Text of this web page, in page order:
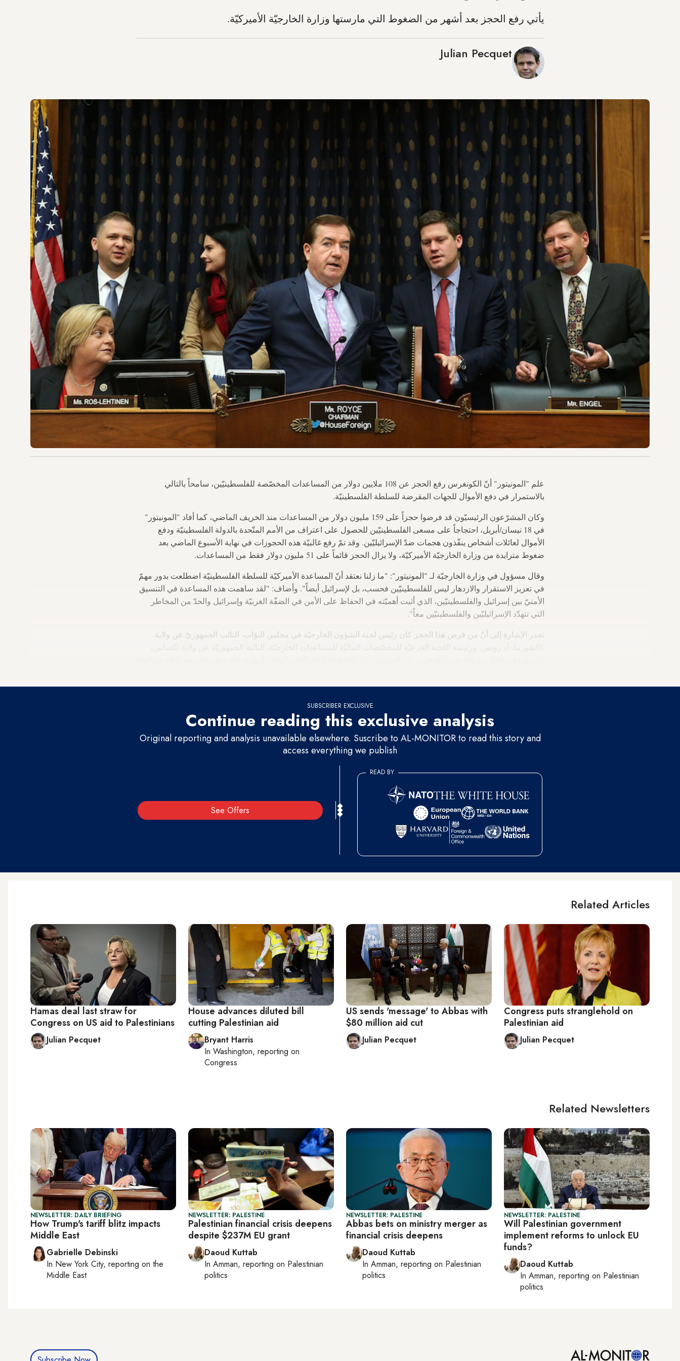
يأتي رفع الحجز بعد أشهر من الضغوط التي مارستها وزارة الخارجيّة الأميركيّة.
Julian Pecquet
علم "المونيتور" أنّ الكونغرس رفع الحجز عن 108 ملايين دولار من المساعدات المخصّصة للفلسطينيّين، سامحاً بالتالي
بالاستمرار في دفع الأموال للجهات المقرضة للسلطة الفلسطينيّة.
وكان المشرّعون الرئيسيّون قد فرضوا حجزاً على 159 مليون دولار من المساعدات منذ الخريف الماضي، كما أفاد "المونيتور"
في 18 نيسان/أبريل، احتجاجاً على مسعى الفلسطينيّين للحصول على اعتراف من الأمم المتّحدة بالدولة الفلسطينيّة ودفع
الأموال لعائلات أشخاص ينفّذون هجمات ضدّ الإسرائيليّين. وقد تمّ رفع غالبيّة هذه الحجوزات في نهاية الأسبوع الماضي بعد
ضغوط متزايدة من وزارة الخارجيّة الأميركيّة، ولا يزال الحجز قائماً على 51 مليون دولار فقط من المساعدات.
وقال مسؤول في وزارة الخارجيّة لـ "المونيتور": "ما زلنا نعتقد أنّ المساعدة الأميركيّة للسلطة الفلسطينيّة اضطلعت بدور مهمّ
في تعزيز الاستقرار والازدهار ليس للفلسطينيّين فحسب، بل لإسرائيل أيضاً". وأضاف: "لقد ساهمت هذه المساعدة في التنسيق
الأمنيّ بين إسرائيل والفلسطينيّين، الذي أثبت أهميّته في الحفاظ على الأمن في الضفّة الغربيّة وإسرائيل والحدّ من المخاطر
التي تتهدّد الإسرائيليّين والفلسطينيّين معاً".
تجدر الإشارة إلى أنّ من فرض هذا الحجز كان رئيس لجنة الشؤون الخارجيّة في مجلس النوّاب، النائب الجمهوريّ عن ولاية
SUBSCRIBER EXCLUSIVE
Continue reading this exclusive analysis
Original reporting and analysis unavailable elsewhere. Suscribe to AL-MONITOR to read this story and
access everything we publish
See Offers
READ BY
Related Articles
Congress puts stranglehold on
Palestinian aid
Julian Pecquet
US sends 'message' to Abbas with
$80 million aid cut
Julian Pecquet
House advances diluted bill
cutting Palestinian aid
Bryant Harris
In Washington, reporting on
Congress
Hamas deal last straw for
Congress on US aid to Palestinians
Julian Pecquet
Related Newsletters
NEWSLETTER: PALESTINE
Will Palestinian government
implement reforms to unlock EU
funds?
Daoud Kuttab
In Amman, reporting on Palestinian
politics
NEWSLETTER: PALESTINE
Abbas bets on ministry merger as
financial crisis deepens
Daoud Kuttab
In Amman, reporting on Palestinian
politics
NEWSLETTER: PALESTINE
Palestinian financial crisis deepens
despite $237M EU grant
Daoud Kuttab
In Amman, reporting on Palestinian
politics
NEWSLETTER: DAILY BRIEFING
How Trump's tariff blitz impacts
Middle East
Gabrielle Debinski
In New York City, reporting on the
Middle East